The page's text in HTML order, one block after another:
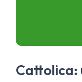
Cattolica: